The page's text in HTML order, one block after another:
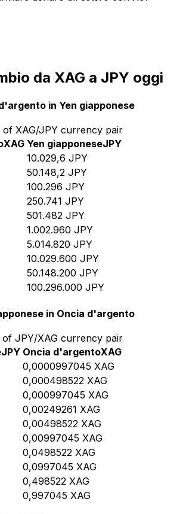
da XAG a JPY oggi
in Yen giapponese
of XAG/JPY currency pair
XAG Yen giapponeseJPY
10.029,6 JPY
50.148,2 JPY
100.296 JPY
250.741 JPY
501.482 JPY
1.002.960 JPY
5.014.820 JPY
10.029.600 JPY
50.148.200 JPY
100.296.000 JPY
in Oncia d'argento
of JPY/XAG currency pair
JPY Oncia d'argentoXAG
0,0000997045 XAG
0,000498522 XAG
0,000997045 XAG
0,00249261 XAG
0,00498522 XAG
0,00997045 XAG
0,0498522 XAG
0,0997045 XAG
0,498522 XAG
0,997045 XAG